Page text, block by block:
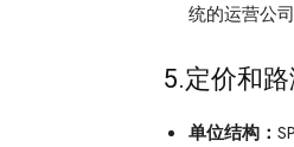
统的运营公
5.定价和路
单位结构：